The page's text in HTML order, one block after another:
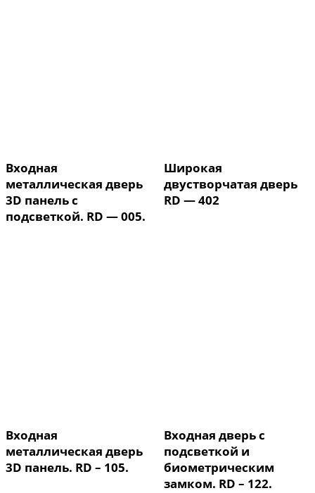
Входная
металлическая дверь
3D панель с
подсветкой. RD — 005.
Широкая
двустворчатая дверь
RD — 402
Входная
металлическая дверь
3D панель. RD – 105.
Входная дверь с
подсветкой и
биометрическим
замком. RD – 122.